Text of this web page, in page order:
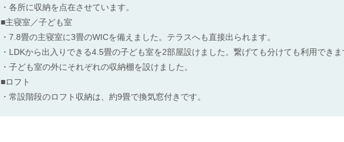
・各所に収納を点在させています。
■主寝室／子ども室
・7.8畳の主寝室に3畳のWICを備えました。テラスへも直接出られます。
・LDKから出入りできる4.5畳の子ども室を2部屋設けました。繋げても分けても利用でき
・子ども室の外にそれぞれの収納棚を設けました。
■ロフト
・常設階段のロフト収納は、約9畳で換気窓付きです。